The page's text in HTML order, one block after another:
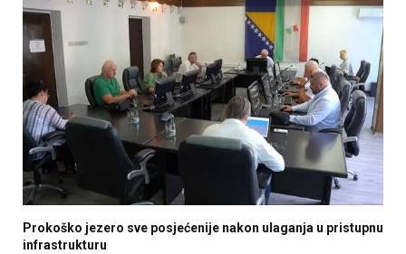
Prokoško jezero sve posjećenije nakon ulaganja u pristupnu
infrastrukturu